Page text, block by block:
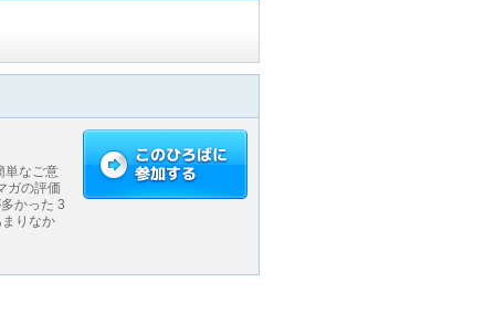
単なご意
ガの評価
かった 3
りなか